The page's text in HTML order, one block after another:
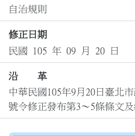
自治規則
修正日期
民國 105 年 09 月 20 日
沿 革
中華民國105年9月20日臺北
號令修正發布第3～5條條文